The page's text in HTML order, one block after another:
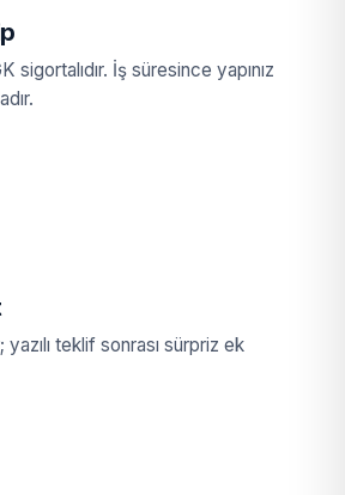
sigortalıdır. İş süresince yapınız
teklif sonrası sürpriz ek